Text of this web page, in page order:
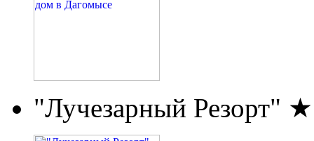
"Лучезарный Резорт"